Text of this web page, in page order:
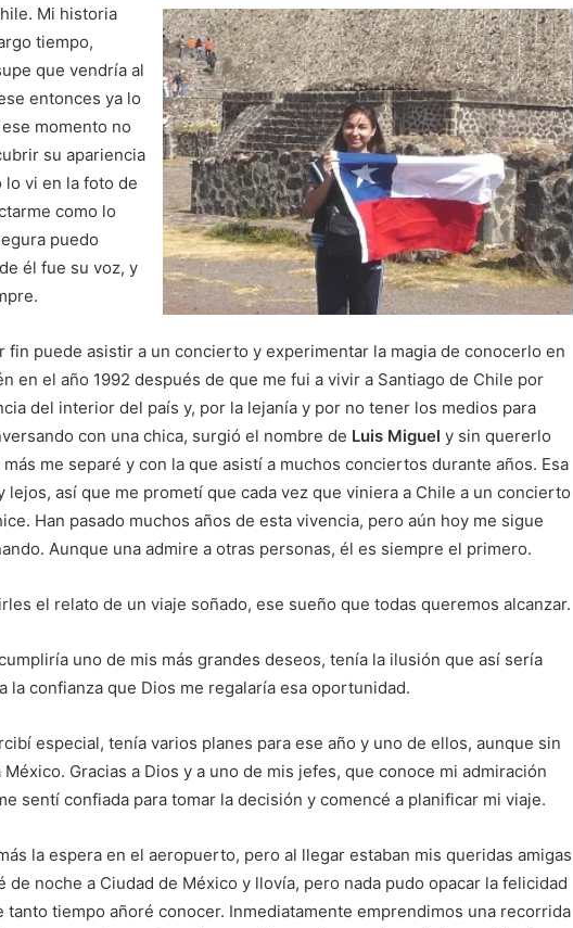
Mi historia
tiempo,
que vendría al
entonces ya lo
momento no
su apariencia
lo vi en la foto de
como lo
puedo
él fue su voz, y
fin puede asistir a un concierto y experimentar la magia de conocerlo en
en el año 1992 después de que me fui a vivir a Santiago de Chile por
del interior del país y, por la lejanía y por no tener los medios para
con una chica, surgió el nombre de Luis Miguel y sin quererlo
me separé y con la que asistí a muchos conciertos durante años. Esa
así que me prometí que cada vez que viniera a Chile a un concierto
Han pasado muchos años de esta vivencia, pero aún hoy me sigue
Aunque una admire a otras personas, él es siempre el primero.
el relato de un viaje soñado, ese sueño que todas queremos alcanzar.
uno de mis más grandes deseos, tenía la ilusión que así sería
la confianza que Dios me regalaría esa oportunidad.
especial, tenía varios planes para ese año y uno de ellos, aunque sin
Gracias a Dios y a uno de mis jefes, que conoce mi admiración
sentí confiada para tomar la decisión y comencé a planificar mi viaje.
la espera en el aeropuerto, pero al llegar estaban mis queridas amigas
de noche a Ciudad de México y llovía, pero nada pudo opacar la felicidad
tiempo añoré conocer. Inmediatamente emprendimos una recorrida